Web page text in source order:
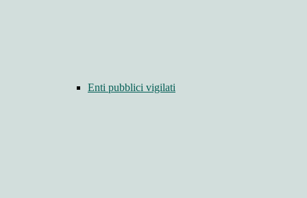
Enti pubblici vigilati